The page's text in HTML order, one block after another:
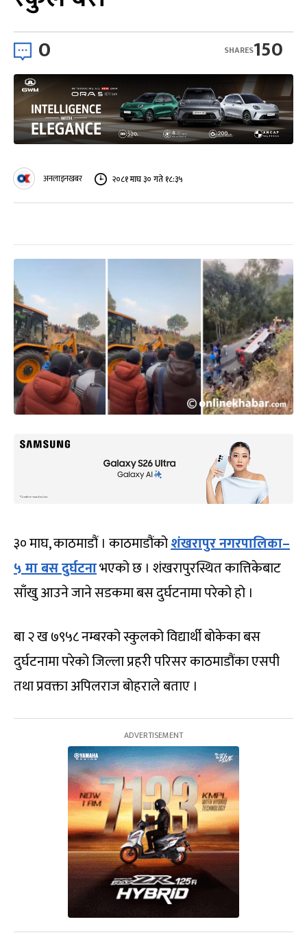
0 150
SHARES
अनलाइनखबर २०८१ माघ ३० गते १८:३५
३० माघ, काठमाडौं । काठमाडौंकोशंखरापुर नगरपालिका–
५ मा बस दुर्घटनाभएको छ । शंखरापुरस्थित कात्तिकेबाट
साँखु आउने जाने सडकमा बस दुर्घटनामा परेको हो ।
बा २ ख ७९५८ नम्बरको स्कुलको विद्यार्थी बोकेका बस
दुर्घटनामा परेको जिल्ला प्रहरी परिसर काठमाडौंका एसपी
तथा प्रवक्ता अपिलराज बोहराले बताए ।